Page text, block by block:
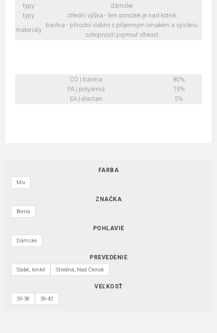
typy
dámské
typy
střední výška - lem ponožek je nad kotník
materiály
bavlna - přírodní vlákno s příjemným omakem a vysokou
schopností pojmout vlhkost
CO | bavlna
80%
PA | polyamid
15%
EA | elastan
5%
FARBA
Mix
ZNAČKA
Boma
POHLAVIE
Dámske
PREVEDENIE
Slabé, tenké Stredná, Nad Členok
VEĽKOSŤ
35-38 39-42